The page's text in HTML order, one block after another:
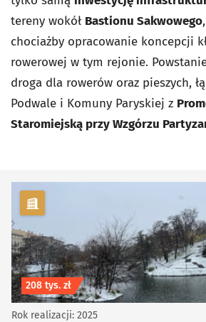
tereny wokół Bastionu Sakwowego
chociażby opracowanie koncepcji
rowerowej w tym rejonie.
droga dla rowerów oraz pieszych,
Podwale i Komuny Paryskiej z
Staromiejską przy Wzgórzu
kategoria Rowerowe
Koszt inwestycji
208 tys. zł
Rok realizacji: 2025